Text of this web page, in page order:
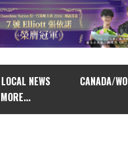
LOCAL NEWS
CANADA/
MORE...